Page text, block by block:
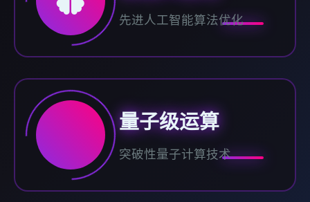
先进人工智能算法优化
量子级运算
突破性量子计算技术